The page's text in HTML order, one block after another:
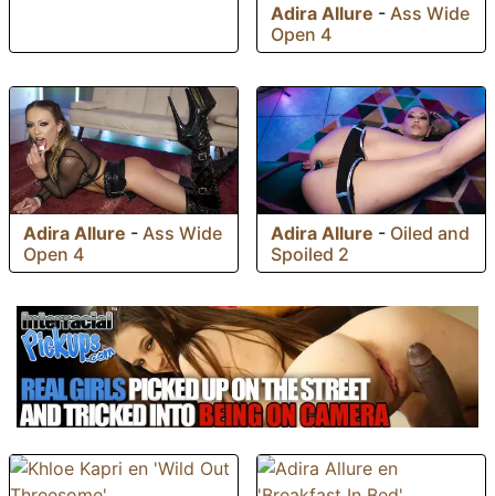
Adira Allure - Ass Wide
Open 4
Adira Allure - Ass Wide
Open 4
Adira Allure - Oiled and
Spoiled 2